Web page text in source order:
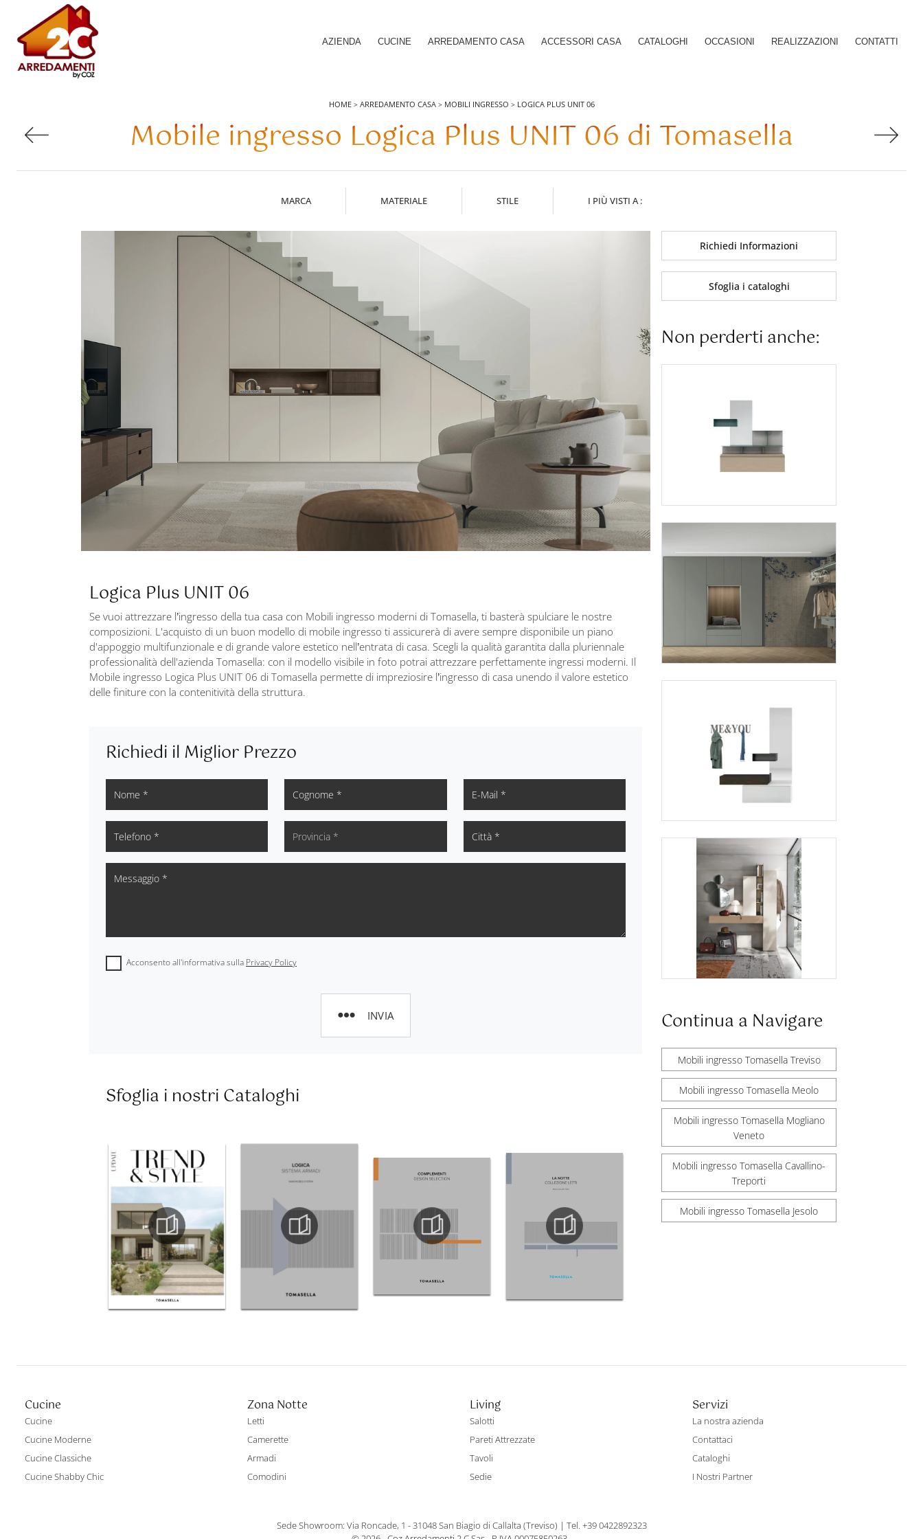
AZIENDA CUCINE ARREDAMENTO CASA ACCESSORI CASA CATALOGHI OCCASIONI REALIZZAZIONI CONTATTI
HOME> ARREDAMENTO CASA> MOBILI INGRESSO > LOGICA PLUS UNIT 06
Mobile ingresso Logica Plus UNIT 06 di Tomasella
MARCA MATERIALE STILE I PIÙ VISTI A :
Logica Plus UNIT 06
Se vuoi attrezzare l’ingresso della tua casa con Mobili ingresso moderni di Tomasella, ti basterà spulciare le nostre
composizioni. L'acquisto di un buon modello di mobile ingresso ti assicurerà di avere sempre disponibile un piano
d'appoggio multifunzionale e di grande valore estetico nell’entrata di casa. Scegli la qualità garantita dalla pluriennale
professionalità dell'azienda Tomasella: con il modello visibile in foto potrai attrezzare perfettamente ingressi moderni. Il
Mobile ingresso Logica Plus UNIT 06 di Tomasella permette di impreziosire l’ingresso di casa unendo il valore estetico
delle finiture con la contenitività della struttura.
Richiedi il Miglior Prezzo
Acconsento all'informativa sulla Privacy Policy
INVIA
Sfoglia i nostri Cataloghi
Richiedi Informazioni
Sfoglia i cataloghi
Non perderti anche:
Continua a Navigare
Mobili ingresso Tomasella Treviso
Mobili ingresso Tomasella Meolo
Mobili ingresso Tomasella Mogliano
Veneto
Mobili ingresso Tomasella Cavallino-
Treporti
Mobili ingresso Tomasella Jesolo
Cucine
Cucine
Cucine Moderne
Cucine Classiche
Cucine Shabby Chic
Zona Notte
Letti
Camerette
Armadi
Comodini
Living
Salotti
Pareti Attrezzate
Tavoli
Sedie
Servizi
La nostra azienda
Contattaci
Cataloghi
I Nostri Partner
Sede Showroom: Via Roncade, 1 - 31048 San Biagio di Callalta (Treviso) | Tel. +39 0422892323